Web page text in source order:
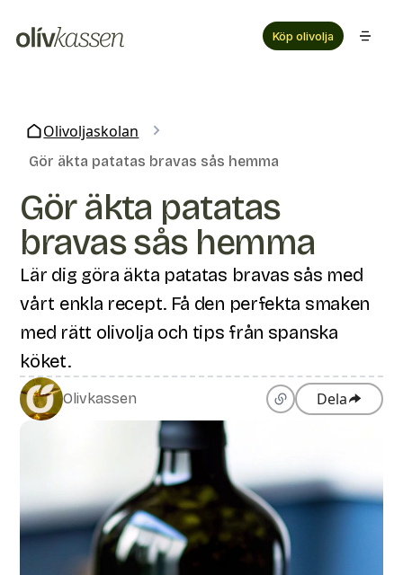
Köp olivolja
Olivoljaskolan
Gör äkta patatas bravas sås hemma
Gör äkta patatas
bravas sås hemma
Lär dig göra äkta patatas bravas sås med
vårt enkla recept. Få den perfekta smaken
med rätt olivolja och tips från spanska
köket.
Olivkassen Dela